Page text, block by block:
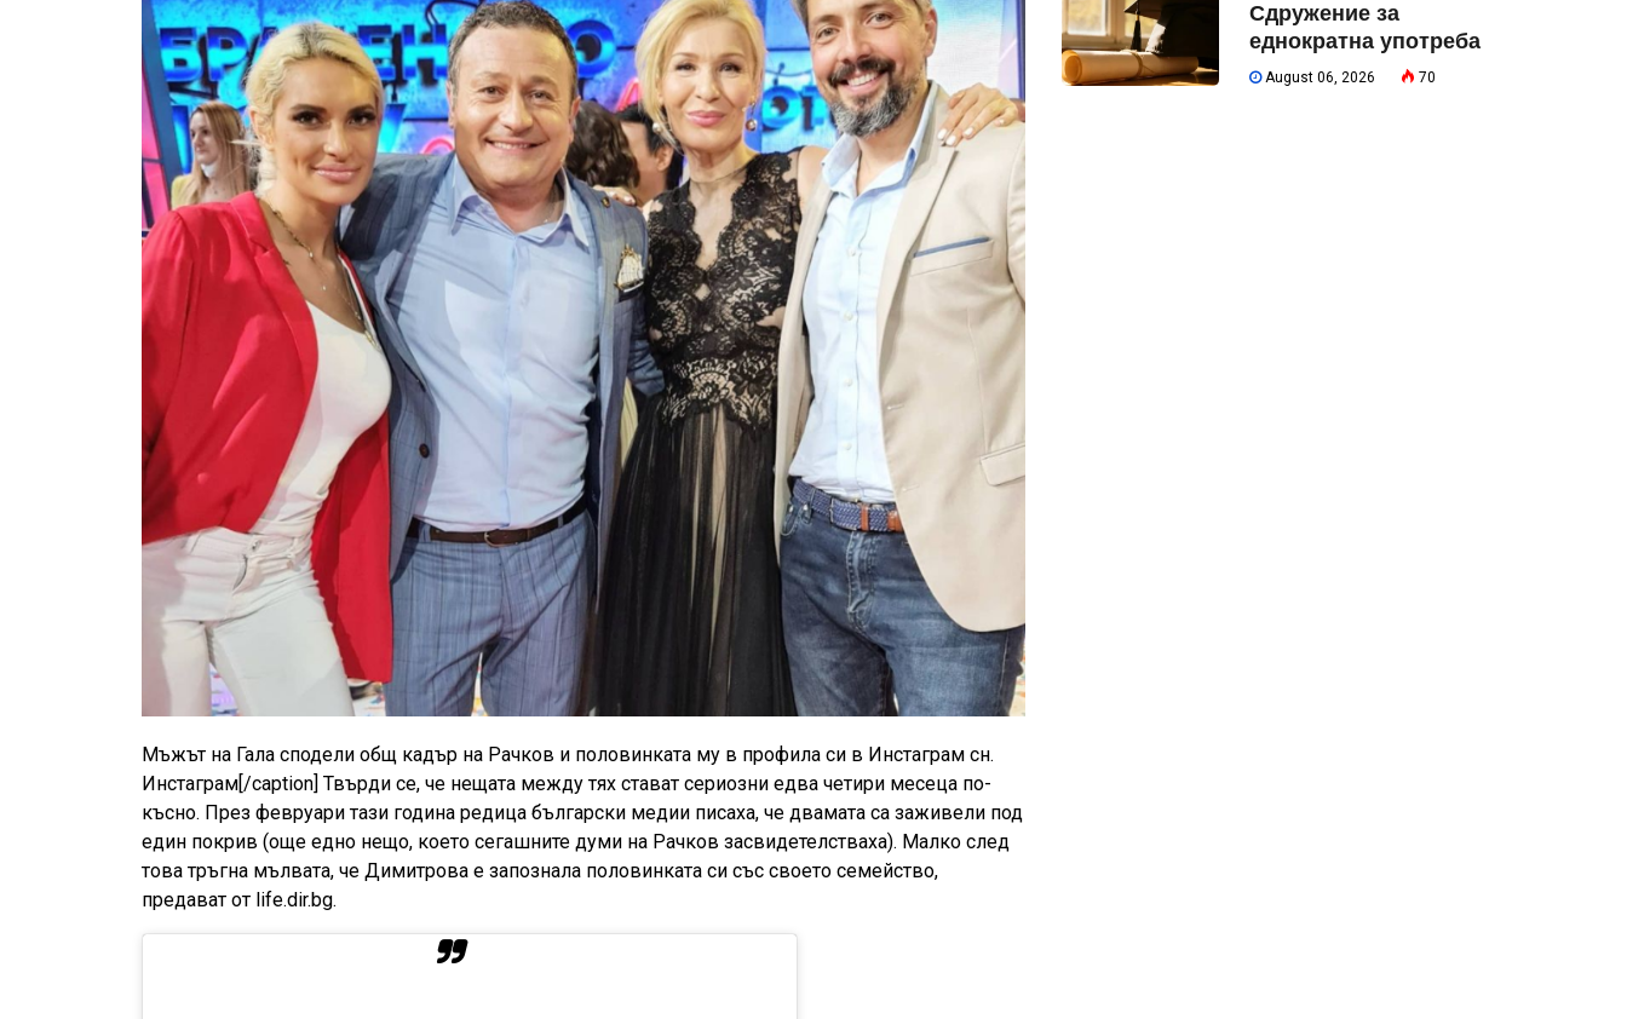
Мъжът на Гала сподели общ кадър на Рачков и половинката му в профила си в Инстаграм сн.
Инстаграм[/caption] Твърди се, че нещата между тях стават сериозни едва четири месеца по-
късно. През февруари тази година редица български медии писаха, че двамата са заживели под
един покрив (още едно нещо, което сегашните думи на Рачков засвидетелстваха). Малко след
това тръгна мълвата, че Димитрова е запознала половинката си със своето семейство,
предават от life.dir.bg.
Сдружение за
еднократна употреба
August 06, 2026 70